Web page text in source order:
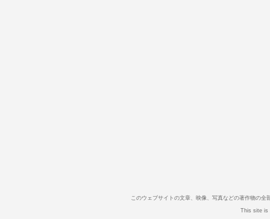
このウェブサイトの文章、映像、写真などの著作物の
This site is